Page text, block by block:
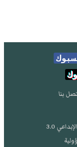
بنا
3.0